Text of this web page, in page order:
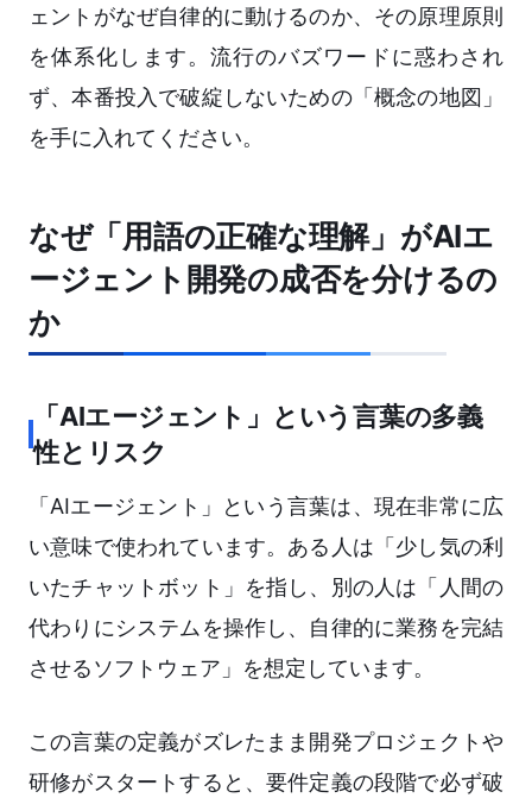
ェントがなぜ自律的に動けるのか、その原理原則
を体系化します。流行のバズワードに惑わされ
ず、本番投入で破綻しないための「概念の地図」
を手に入れてください。
なぜ「用語の正確な理解」がAIエ
ージェント開発の成否を分けるの
か
「AIエージェント」という言葉の多義
性とリスク
「AIエージェント」という言葉は、現在非常に広
い意味で使われています。ある人は「少し気の利
いたチャットボット」を指し、別の人は「人間の
代わりにシステムを操作し、自律的に業務を完結
させるソフトウェア」を想定しています。
この言葉の定義がズレたまま開発プロジェクトや
研修がスタートすると、要件定義の段階で必ず破